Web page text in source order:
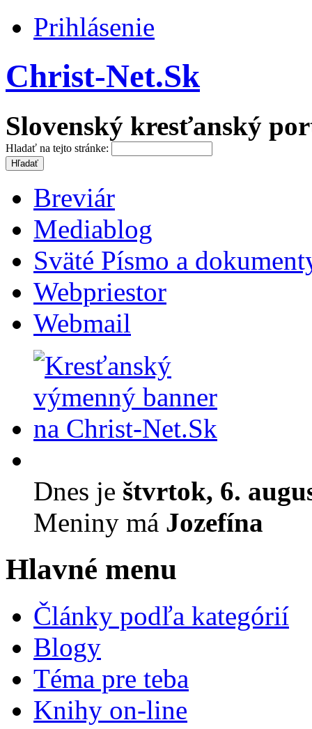
Prihlásenie
Christ-Net.Sk
Slovenský kresťanský
Hladať na tejto stránke:
Breviár
Mediablog
Sväté Písmo a
Webpriestor
Webmail
Dnes je štvrtok, 6.
Meniny má Jozefína
Hlavné menu
Články podľa kategórií
Blogy
Téma pre teba
Knihy on-line